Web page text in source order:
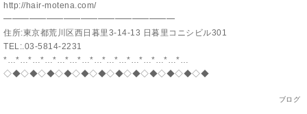
http://hair-motena.com/
━━━━━━━━━━━━━━━━━━━━
住所:東京都荒川区西日暮里3-14-13 日暮里コニシビル301
TEL:.03-5814-2231
*…*…*…*…*…*…*…*…*…*…*…*…*…*…*…
◇◆◇◆◇◆◇◆◇◆◇◆◇◆◇◆◇◆◇◆◇◆◇◆
ブログ